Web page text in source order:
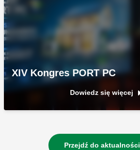
XIV Kongres PORT PC
Dowiedz się więcej
Przejdź do aktualności